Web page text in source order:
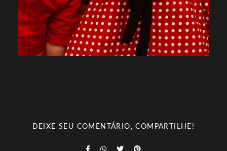
DEIXE SEU COMENTÁRIO, COMPARTILHE!